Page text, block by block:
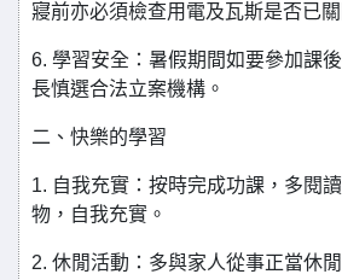
寢前亦必須檢查用電及瓦斯是否已
6. 學習安全：暑假期間如要參加課
長慎選合法立案機構。
二、快樂的學習
1. 自我充實：按時完成功課，多閱
物，自我充實。
2. 休閒活動：多與家人從事正當休